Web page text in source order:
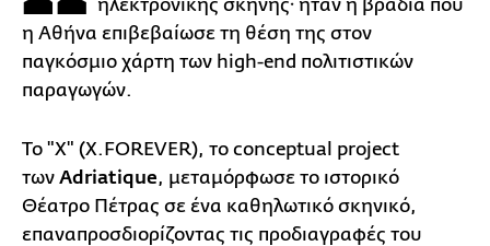
ηλεκτρονικής σκηνής· ήταν η βραδιά που
η Αθήνα επιβεβαίωσε τη θέση της στον
παγκόσμιο χάρτη των high-end πολιτιστικών
παραγωγών.
Το "X" (X.FOREVER), το conceptual project
των Adriatique, μεταμόρφωσε το ιστορικό
Θέατρο Πέτρας σε ένα καθηλωτικό σκηνικό,
επαναπροσδιορίζοντας τις προδιαγραφές του